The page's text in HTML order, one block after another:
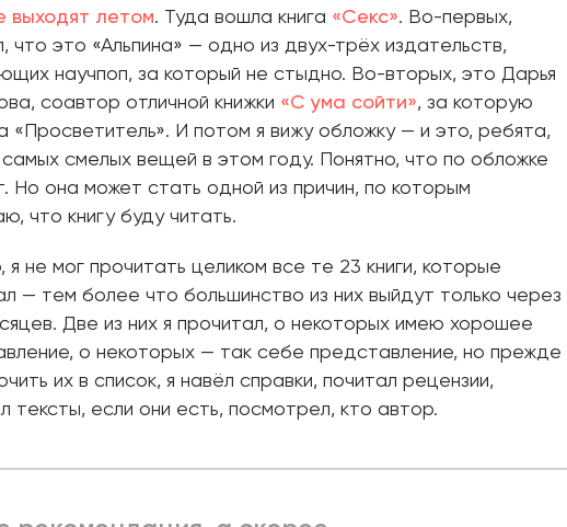
выходят летом. Туда вошла книга «Секс». Во-первых,
что это «Альпина» — одно из двух-трёх издательств,
научпоп, за который не стыдно. Во-вторых, это Дарья
соавтор отличной книжки «С ума сойти», за которую
«Просветитель». И потом я вижу обложку — и это, ребята,
смелых вещей в этом году. Понятно, что по обложке
Но она может стать одной из причин, по которым
что книгу буду читать.
я не мог прочитать целиком все те 23 книги, которые
— тем более что большинство из них выйдут только через
Две из них я прочитал, о некоторых имею хорошее
о некоторых — так себе представление, но прежде
их в список, я навёл справки, почитал рецензии,
тексты, если они есть, посмотрел, кто автор.